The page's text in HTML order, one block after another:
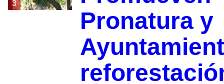
3
Pronatura y